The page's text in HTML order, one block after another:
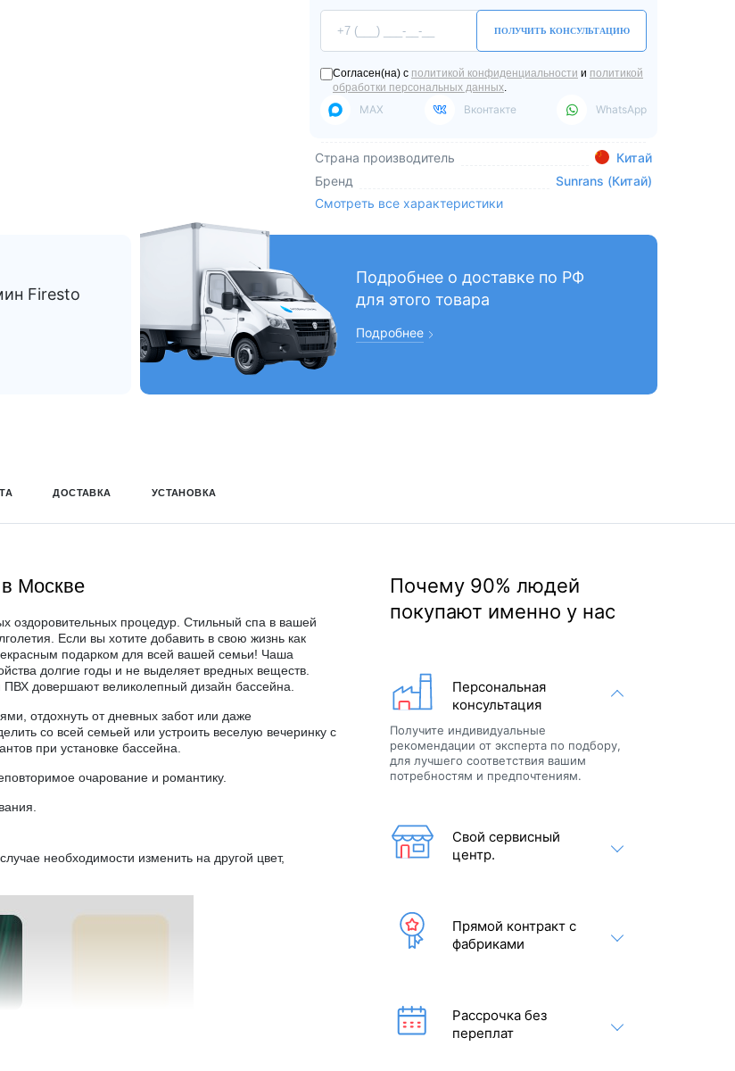
ПОЛУЧИТЬ КОНСУЛЬТАЦИЮ
Согласен(на) с политикой конфиденциальности и политикой
обработки персональных данных.
MAX Вконтакте WhatsApp
Страна производитель
Китай
Бренд
Sunrans (Китай)
Смотреть все характеристики
Firesto
Подробнее о доставке по РФ
для этого товара
Подробнее
ДОСТАВКА УСТАНОВКА
Москве
оздоровительных процедур. Стильный спа в вашей
Если вы хотите добавить в свою жизнь как
подарком для всей вашей семьи! Чаша
долгие годы и не выделяет вредных веществ.
довершают великолепный дизайн бассейна.
отдохнуть от дневных забот или даже
со всей семьей или устроить веселую вечеринку с
при установке бассейна.
очарование и романтику.
необходимости изменить на другой цвет,
Почему 90% людей
покупают именно у нас
Персональная
консультация
Получите индивидуальные
рекомендации от эксперта по подбору,
для лучшего соответствия вашим
потребностям и предпочтениям.
Свой сервисный
центр.
Прямой контракт с
фабриками
Рассрочка без
переплат